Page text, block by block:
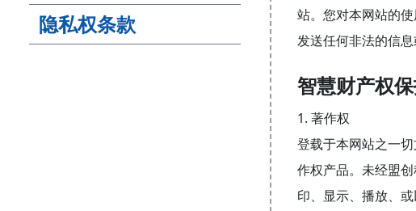
隐私权条款
站。您对本网站的
发送任何非法的信息
智慧财产权
1. 著作权
登载于本网站之一
作权产品。未经盟
印、显示、播放、